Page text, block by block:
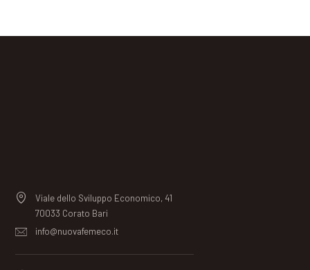
Viale dello Sviluppo Economico, 41
70033 Corato Bari
info@nuovafemeco.it